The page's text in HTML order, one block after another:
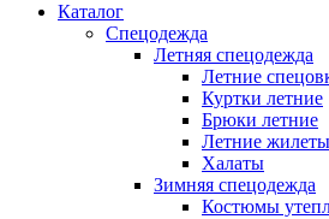
Каталог
Спецодежда
Летняя спецодежда
Летние
Куртки летние
Брюки летние
Летние жилеты
Халаты
Зимняя спецодежда
Костюмы